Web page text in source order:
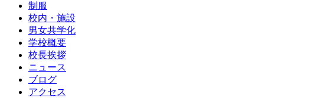
制服
校内・施設
男女共学化
学校概要
校長挨拶
ニュース
ブログ
アクセス